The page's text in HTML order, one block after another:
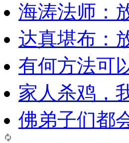
海涛法师：
达真堪布：
有何方法可
家人杀鸡，
佛弟子们都